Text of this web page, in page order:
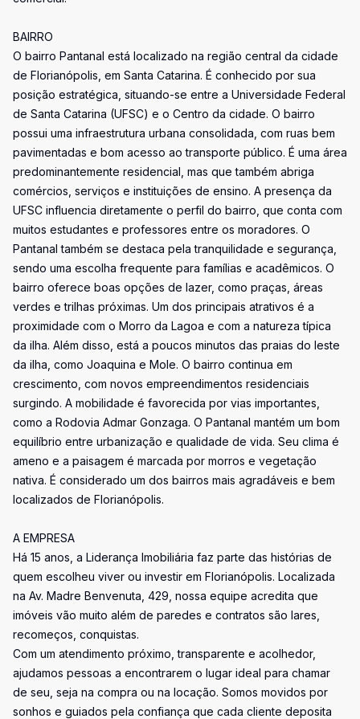
BAIRRO
O bairro Pantanal está localizado na região central da cidade
de Florianópolis, em Santa Catarina. É conhecido por sua
posição estratégica, situando-se entre a Universidade Federal
de Santa Catarina (UFSC) e o Centro da cidade. O bairro
possui uma infraestrutura urbana consolidada, com ruas bem
pavimentadas e bom acesso ao transporte público. É uma área
predominantemente residencial, mas que também abriga
comércios, serviços e instituições de ensino. A presença da
UFSC influencia diretamente o perfil do bairro, que conta com
muitos estudantes e professores entre os moradores. O
Pantanal também se destaca pela tranquilidade e segurança,
sendo uma escolha frequente para famílias e acadêmicos. O
bairro oferece boas opções de lazer, como praças, áreas
verdes e trilhas próximas. Um dos principais atrativos é a
proximidade com o Morro da Lagoa e com a natureza típica
da ilha. Além disso, está a poucos minutos das praias do leste
da ilha, como Joaquina e Mole. O bairro continua em
crescimento, com novos empreendimentos residenciais
surgindo. A mobilidade é favorecida por vias importantes,
como a Rodovia Admar Gonzaga. O Pantanal mantém um bom
equilíbrio entre urbanização e qualidade de vida. Seu clima é
ameno e a paisagem é marcada por morros e vegetação
nativa. É considerado um dos bairros mais agradáveis e bem
localizados de Florianópolis.
A EMPRESA
Há 15 anos, a Liderança Imobiliária faz parte das histórias de
quem escolheu viver ou investir em Florianópolis. Localizada
na Av. Madre Benvenuta, 429, nossa equipe acredita que
imóveis vão muito além de paredes e contratos são lares,
recomeços, conquistas.
Com um atendimento próximo, transparente e acolhedor,
ajudamos pessoas a encontrarem o lugar ideal para chamar
de seu, seja na compra ou na locação. Somos movidos por
sonhos e guiados pela confiança que cada cliente deposita